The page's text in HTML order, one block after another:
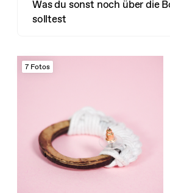
Was du sonst noch über die
solltest
7 Fotos